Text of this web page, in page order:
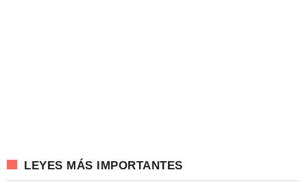
LEYES MÁS IMPORTANTES